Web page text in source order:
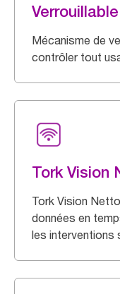
Verrouillable
Mécanisme de
contrôler tout
Tork Vision
Tork Vision
données en
les interventions